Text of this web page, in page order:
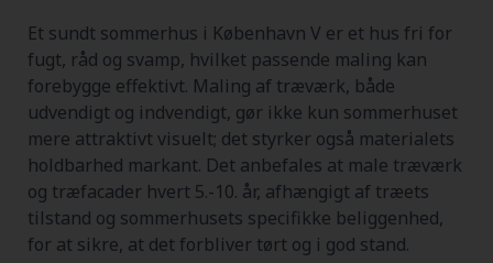
Et sundt sommerhus i København V er et hus fri for
fugt, råd og svamp, hvilket passende maling kan
forebygge effektivt. Maling af træværk, både
udvendigt og indvendigt, gør ikke kun sommerhuset
mere attraktivt visuelt; det styrker også materialets
holdbarhed markant. Det anbefales at male træværk
og træfacader hvert 5.-10. år, afhængigt af træets
tilstand og sommerhusets specifikke beliggenhed,
for at sikre, at det forbliver tørt og i god stand.